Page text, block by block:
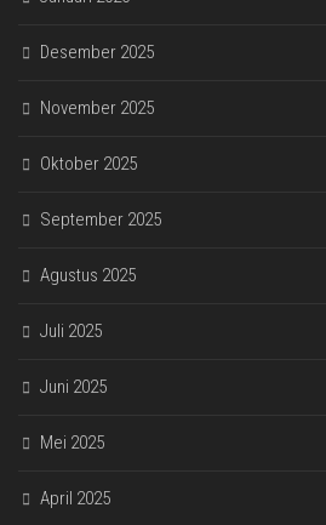
Desember 2025
November 2025
Oktober 2025
September 2025
Agustus 2025
Juli 2025
Juni 2025
Mei 2025
April 2025